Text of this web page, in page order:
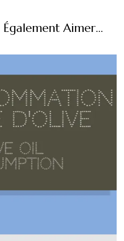
Aimer...